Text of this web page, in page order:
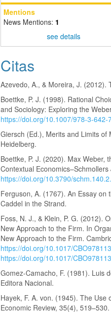
Mentions
News Mentions: 1
see details
Citas
Azevedo, A., & Moreira, J. (2012).
Boettke, P. J. (1998). Rational
and Sociology: Exploring the
https://doi.org/10.1007/978-3-642-
Giersch (Ed.), Merits and Limits
Heidelberg.
Boettke, P. J. (2020). Max Weber,
Contextual
https://doi.org/10.3790/
Ferguson, A. (1767). An Essay on
Caddel in the Strand.
Foss, N. J., & Klein, P. G. (2012).
New Approach to the Firm. In
New Approach to the Firm.
https://doi.org/10.1017/
https://doi.org/10.1017/
Gomez-Camacho, F. (1981). Luis
Editora Nacional.
Hayek, F. A. von. (1945). The Use
Economic Review, 35(4), 519–530.